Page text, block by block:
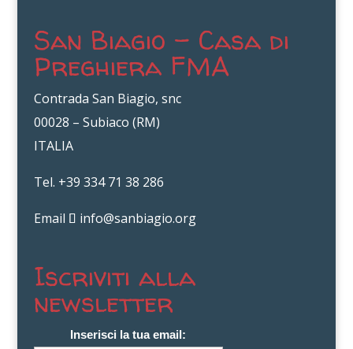
San Biagio – Casa di
Preghiera FMA
Contrada San Biagio, snc
00028 – Subiaco (RM)
ITALIA
Tel. +39 334 71 38 286
Email info@sanbiagio.org
Iscriviti alla
newsletter
Inserisci la tua email: